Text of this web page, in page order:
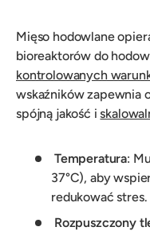
Mięso hodowlane
bioreaktorów do
kontrolowanych
wskaźników zapewnia
spójną jakość i
Temperatura:
37°C), aby
redukować stres.
Rozpuszczony